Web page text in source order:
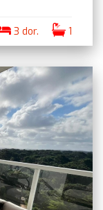
3 dor. 1